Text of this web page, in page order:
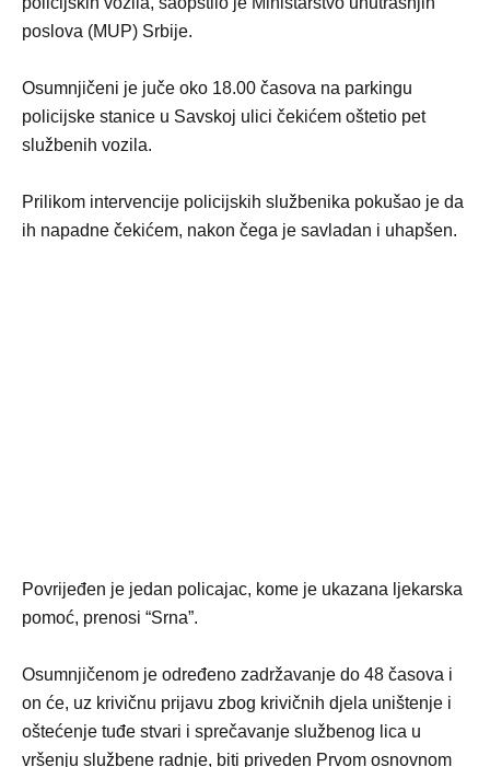
poslova (MUP) Srbije.
Osumnjičeni je juče oko 18.00 časova na parkingu
policijske stanice u Savskoj ulici čekićem oštetio pet
službenih vozila.
Prilikom intervencije policijskih službenika pokušao je da
ih napadne čekićem, nakon čega je savladan i uhapšen.
Povrijeđen je jedan policajac, kome je ukazana ljekarska
pomoć, prenosi “Srna”.
Osumnjičenom je određeno zadržavanje do 48 časova i
on će, uz krivičnu prijavu zbog krivičnih djela uništenje i
oštećenje tuđe stvari i sprečavanje službenog lica u
vršenju službene radnje, biti priveden Prvom osnovnom